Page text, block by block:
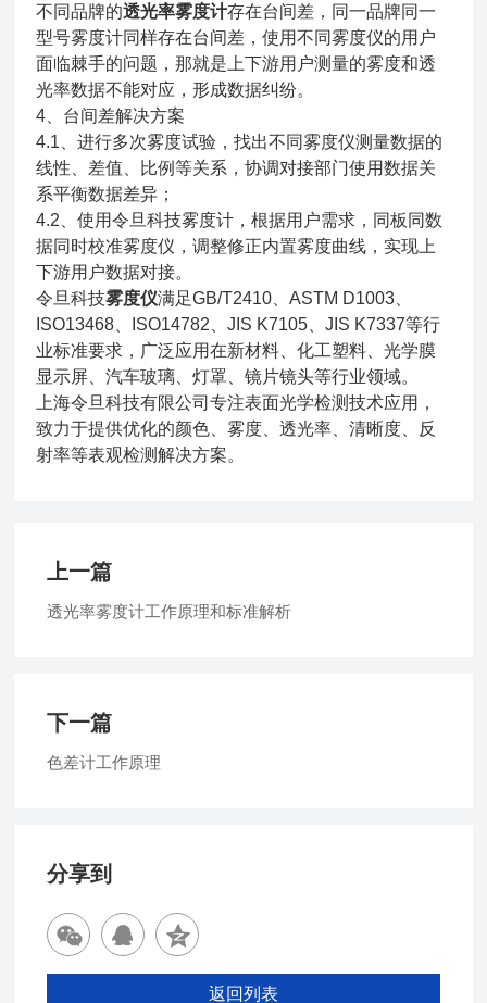
不同品牌的透光率雾度计存在台间差，同一品牌同一
型号雾度计同样存在台间差，使用不同雾度仪的用户
面临棘手的问题，那就是上下游用户测量的雾度和透
光率数据不能对应，形成数据纠纷。
4、台间差解决方案
4.1、进行多次雾度试验，找出不同雾度仪测量数据的
线性、差值、比例等关系，协调对接部门使用数据关
系平衡数据差异；
4.2、使用令旦科技雾度计，根据用户需求，同板同数
据同时校准雾度仪，调整修正内置雾度曲线，实现上
下游用户数据对接。
令旦科技雾度仪满足GB/T2410、ASTM D1003、
ISO13468、ISO14782、JIS K7105、JIS K7337等行
业标准要求，广泛应用在新材料、化工塑料、光学膜
显示屏、汽车玻璃、灯罩、镜片镜头等行业领域。
上海令旦科技有限公司专注表面光学检测技术应用，
致力于提供优化的颜色、雾度、透光率、清晰度、反
射率等表观检测解决方案。
上一篇
透光率雾度计工作原理和标准解析
下一篇
色差计工作原理
分享到
返回列表